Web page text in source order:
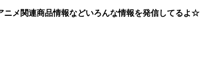
メ関連商品情報などいろんな情報を発信してるよ☆